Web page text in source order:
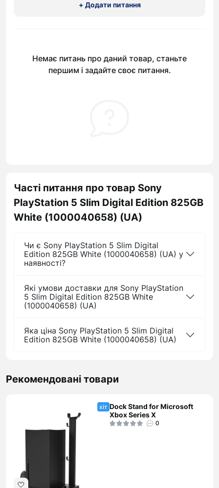
+ Додати питання
Немає питань про даний товар, станьте
першим і задайте своє питання.
Часті питання про товар Sony
PlayStation 5 Slim Digital Edition 825GB
White (1000040658) (UA)
Чи є Sony PlayStation 5 Slim Digital
Edition 825GB White (1000040658) (UA) у
наявності?
Які умови доставки для Sony PlayStation
5 Slim Digital Edition 825GB White
(1000040658) (UA)
Яка ціна Sony PlayStation 5 Slim Digital
Edition 825GB White (1000040658) (UA)
Рекомендовані товари
хіт Dock Stand for Microsoft
Xbox Series X
0